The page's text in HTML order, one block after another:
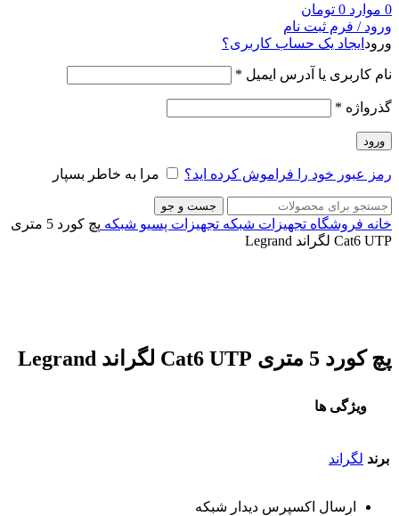
0 موارد 0 تومان
ورود / فرم ثبت نام
ورود ایجاد یک حساب کاربری؟
نام کاربری یا آدرس ایمیل *
گذرواژه *
ورود
رمز عبور خود را فراموش کرده اید؟ مرا به خاطر بسپار
جست و جو
خانه فروشگاه تجهیزات شبکه تجهیزات پسیو شبکه
پچ کورد 5 متری
Cat6 UTP لگراند Legrand
پچ کورد 5 متری Cat6 UTP لگراند Legrand
ویژگی ها
برند لگراند
ارسال اکسپرس دیدار شبکه